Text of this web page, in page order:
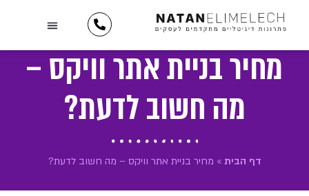
מחיר בניית אתר וויקס –
מה חשוב לדעת?
דף הבית » מחיר בניית אתר וויקס – מה חשוב לדעת?